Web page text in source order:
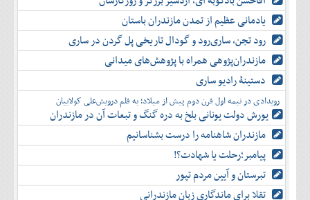
یادمانی عظیم از تمدن مازندران باستان
رود تجن، ساری‌رود و گودال تاریخی پل گردن در ساری
مازندران‌پژوهی همراه با پژوهش‌های میدانی
دستینۀ رادیو ساری
رویدادی در نیمه اول قرن دوم پیش از میلاد؛ به قلم درویش‌علی کولاییان
یورش دولت یونانی بلخ به دره گنگ و تبعات آن در مازندران
مازندران شاهنامه را درست بشناسانیم
پیامبر؛رحلت یا شهادت؟!
تبرستان و آیین مردم تپور
تقلا برای ماندگاری زبان مازندرانی